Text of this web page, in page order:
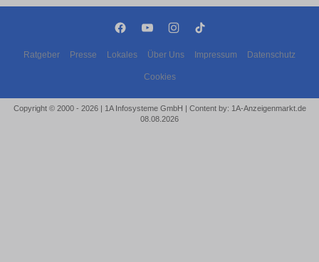
Ratgeber Presse Lokales Über Uns Impressum Datenschutz
Cookies
Copyright © 2000 - 2026 | 1A Infosysteme GmbH | Content by: 1A-Anzeigenmarkt.de
08.08.2026